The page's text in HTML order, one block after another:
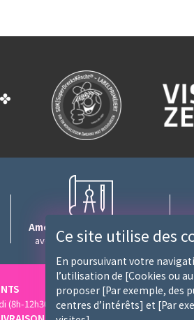
Aménagement sur mesure
avec une équipe d'experts
(8h-12h30 et 13h30-18h)
Ce site utilise des
En poursuivant votre
l’utilisation de [Cookies ou
proposer [Par exemple, des
centres d’intérêts] et [Par